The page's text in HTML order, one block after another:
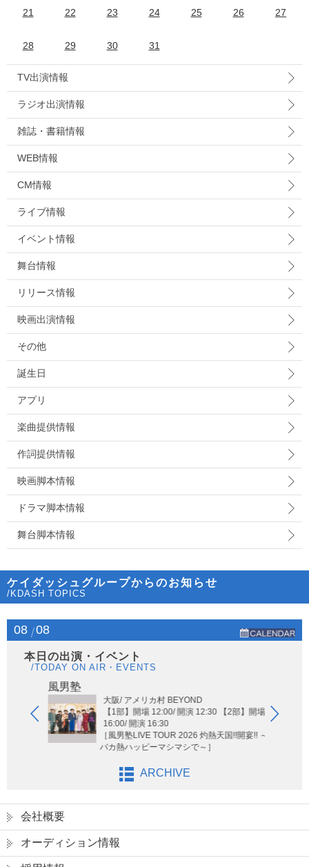
21 22 23 24 25 26 27
28 29 30 31
TV出演情報
ラジオ出演情報
雑誌・書籍情報
WEB情報
CM情報
ライブ情報
イベント情報
舞台情報
リリース情報
映画出演情報
その他
誕生日
アプリ
楽曲提供情報
作詞提供情報
映画脚本情報
ドラマ脚本情報
舞台脚本情報
ケイダッシュグループからのお知らせ
/KDASH TOPICS
08 08
本日の出演・イベント
/TODAY ON AIR・EVENTS
風男塾
大阪/ アメリカ村 BEYOND
【1部】開場 12:00/ 開演 12:30 【2部】開場
16:00/ 開演 16:30
［風男塾LIVE TOUR 2026 灼熱天国!!開宴!! ～
バカ熱ハッピーマシマシで～］
ARCHIVE
会社概要
オーディション情報